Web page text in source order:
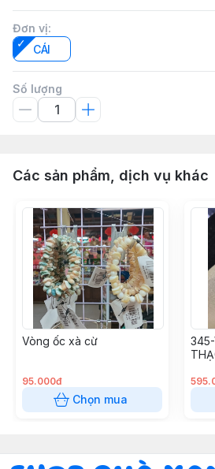
Đơn vị:
CÁI
Số lượng
Các sản phẩm, dịch vụ khác
Vòng ốc xà cừ
95.000đ
Chọn mua